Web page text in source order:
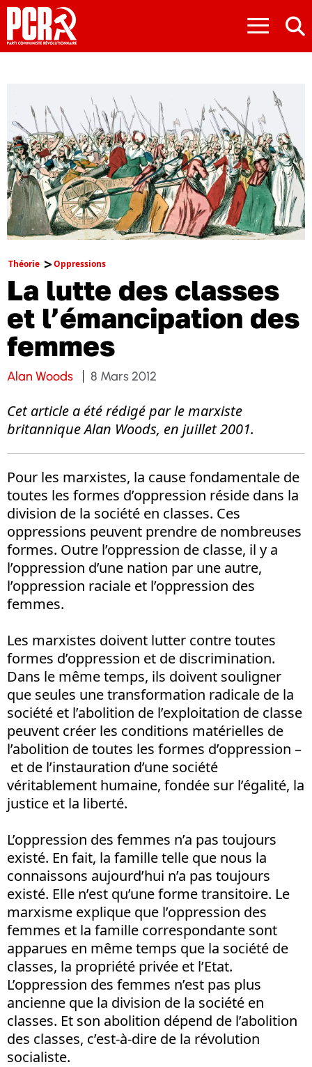
≡
Théorie Oppressions
La lutte des classes
et l’émancipation des
femmes
Alan Woods 8 Mars 2012
Cet article a été rédigé par le marxiste
britannique Alan Woods, en juillet 2001.
Pour les marxistes, la cause fondamentale de
toutes les formes d’oppression réside dans la
division de la société en classes. Ces
oppressions peuvent prendre de nombreuses
formes. Outre l’oppression de classe, il y a
l’oppression d’une nation par une autre,
l’oppression raciale et l’oppression des
femmes.
Les marxistes doivent lutter contre toutes
formes d’oppression et de discrimination.
Dans le même temps, ils doivent souligner
que seules une transformation radicale de la
société et l’abolition de l’exploitation de classe
peuvent créer les conditions matérielles de
l’abolition de toutes les formes d’oppression –
et de l’instauration d’une société
véritablement humaine, fondée sur l’égalité, la
justice et la liberté.
L’oppression des femmes n’a pas toujours
existé. En fait, la famille telle que nous la
connaissons aujourd’hui n’a pas toujours
existé. Elle n’est qu’une forme transitoire. Le
marxisme explique que l’oppression des
femmes et la famille correspondante sont
apparues en même temps que la société de
classes, la propriété privée et l’Etat.
L’oppression des femmes n’est pas plus
ancienne que la division de la société en
classes. Et son abolition dépend de l’abolition
des classes, c’est-à-dire de la révolution
socialiste.